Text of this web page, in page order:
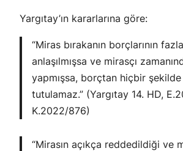
Yargıtay’ın kararlarına göre:
“Miras bırakanın borçlarının
anlaşılmışsa ve mirasçı
yapmışsa, borçtan hiçbir
tutulamaz.” (Yargıtay 14. HD,
K.2022/876)
“Mirasın açıkça reddedildiği ve